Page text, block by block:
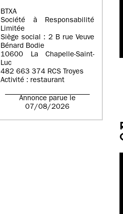
BTXA
Société à Responsabilité
Limitée
Siège social : 2 B rue Veuve
Bénard Bodie
10600 La Chapelle-Saint-
Luc
482 663 374 RCS Troyes
Activité : restaurant
Annonce parue le
07/08/2026